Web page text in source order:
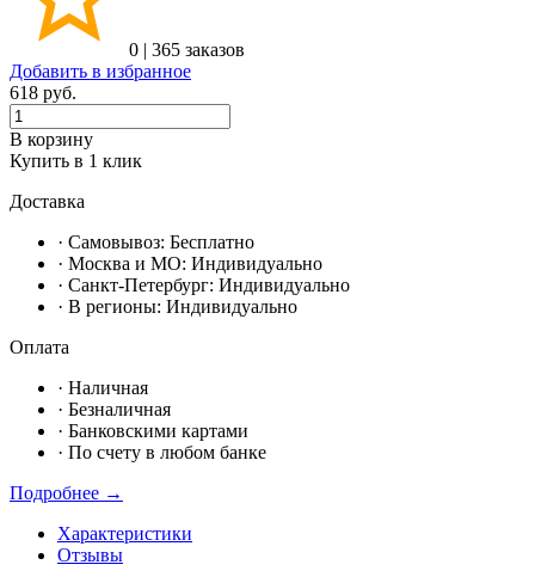
0 | 365 заказов
Добавить в избранное
618 руб.
В корзину
Купить в 1 клик
Доставка
· Самовывоз: Бесплатно
· Москвa и МО: Индивидуально
· Санкт-Петербург: Индивидуально
· В регионы: Индивидуально
Оплата
· Наличная
· Безналичная
· Банковскими картами
· По счету в любом банке
Подробнее →
Характеристики
Отзывы